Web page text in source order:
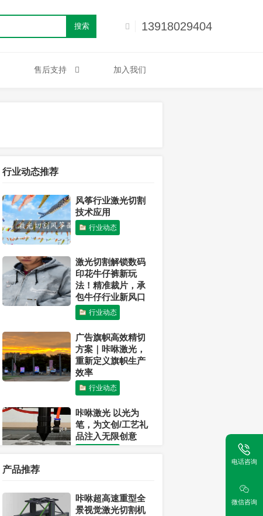
13918029404
搜索
售后支持 加入我们
行业动态推荐
风筝行业激光切割
技术应用
行业动态
激光切割解锁数码
印花牛仔裤新玩
法！精准裁片，承
包牛仔行业新风口
行业动态
广告旗帜高效精切
方案｜咔咻激光，
重新定义旗帜生产
效率
行业动态
咔咻激光 以光为
笔，为文创/工艺礼
品注入无限创意
行业动态
产品推荐
咔咻超高速重型全
景视觉激光切割机
电话咨询
微信咨询